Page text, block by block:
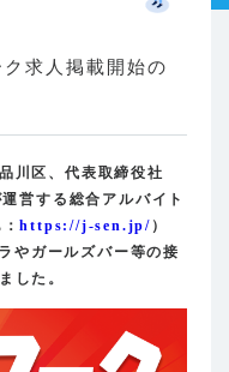
ク求人掲載開始の
川区、代表取締役社
営する総合アルバイト
：https://j-sen.jp/ ）
やガールズバー等の接
した。